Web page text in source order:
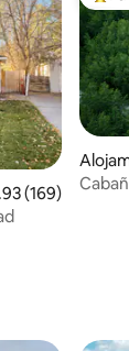
(169)